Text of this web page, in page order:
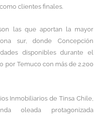
clientes finales.
las que aportan la mayor
sur, donde Concepción
disponibles durante el
por Temuco con más de 2.200
Inmobiliarios de Tinsa Chile,
oleada protagonizada